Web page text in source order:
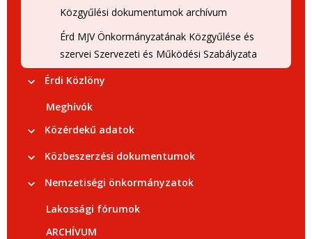
Közgyűlési dokumentumok archívum
Érd MJV Önkormányzatának Közgyűlése és
szervei Szervezeti és Működési Szabályzata
Érdi Közlöny
Meghívók
Közérdekű adatok
Közbeszerzési dokumentumok
Nemzetiségi önkormányzatok
Lakossági fórumok
ARCHÍVUM